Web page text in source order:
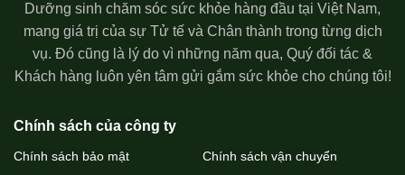
Dưỡng sinh chăm sóc sức khỏe hàng đầu tại Việt Nam,
mang giá trị của sự Tử tế và Chân thành trong từng dịch
vụ. Đó cũng là lý do vì những năm qua, Quý đối tác &
Khách hàng luôn yên tâm gửi gắm sức khỏe cho chúng tôi!
Chính sách của công ty
Chính sách bảo mật
Chính sách vận chuyển